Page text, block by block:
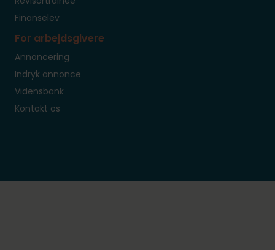
Finanselev
For arbejdsgivere
Annoncering
Indryk annonce
Vidensbank
Kontakt os